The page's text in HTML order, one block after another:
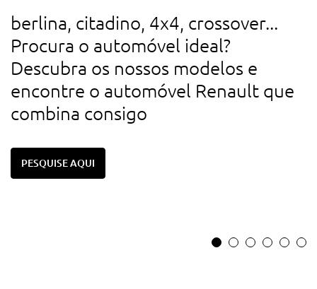
berlina, citadino, 4x4, crossover...
Procura o automóvel ideal?
Descubra os nossos modelos e
encontre o automóvel Renault que
combina consigo
PESQUISE AQUI